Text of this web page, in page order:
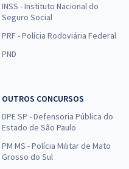
INSS - Instituto Nacional do
Seguro Social
PRF - Polícia Rodoviária Federal
PND
OUTROS CONCURSOS
DPE SP - Defensoria Pública do
Estado de São Paulo
PM MS - Polícia Militar de Mato
Grosso do Sul